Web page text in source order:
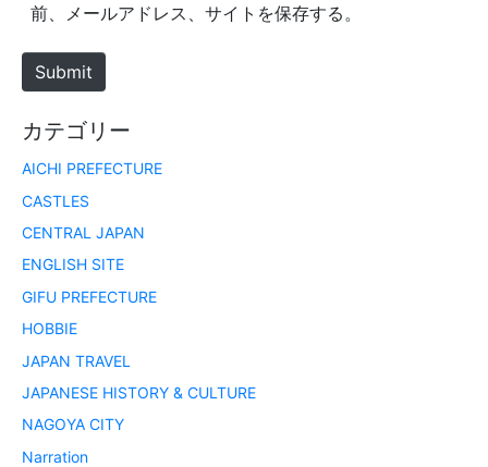
e
前、メールアドレス、サイトを保存する。
Submit
カテゴリー
AICHI PREFECTURE
CASTLES
CENTRAL JAPAN
ENGLISH SITE
GIFU PREFECTURE
HOBBIE
JAPAN TRAVEL
JAPANESE HISTORY & CULTURE
NAGOYA CITY
Narration